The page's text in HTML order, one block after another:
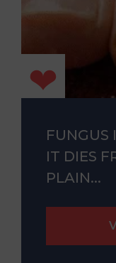
FUNGUS
IT DIES
PLAIN...